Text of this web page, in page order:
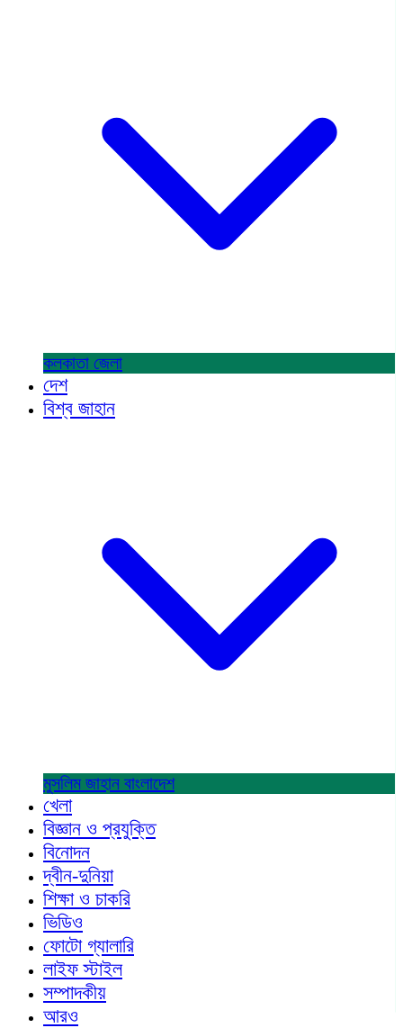
কলকাতা জেলা
দেশ
বিশ্ব জাহান
মুসলিম জাহান বাংলাদেশ
খেলা
বিজ্ঞান ও প্রযুক্তি
বিনোদন
দ্বীন-দুনিয়া
শিক্ষা ও চাকরি
ভিডিও
ফোটো গ্যালারি
লাইফ স্টাইল
সম্পাদকীয়
আরও